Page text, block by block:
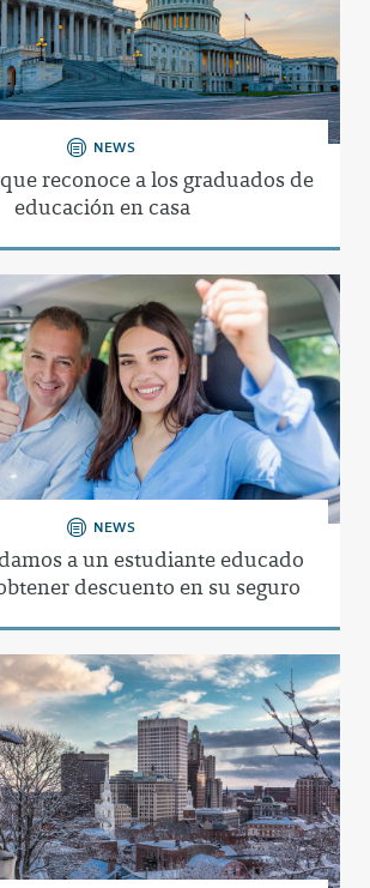
NEWS
reconoce a los graduados de
educación en casa
NEWS
a un estudiante educado
descuento en su seguro